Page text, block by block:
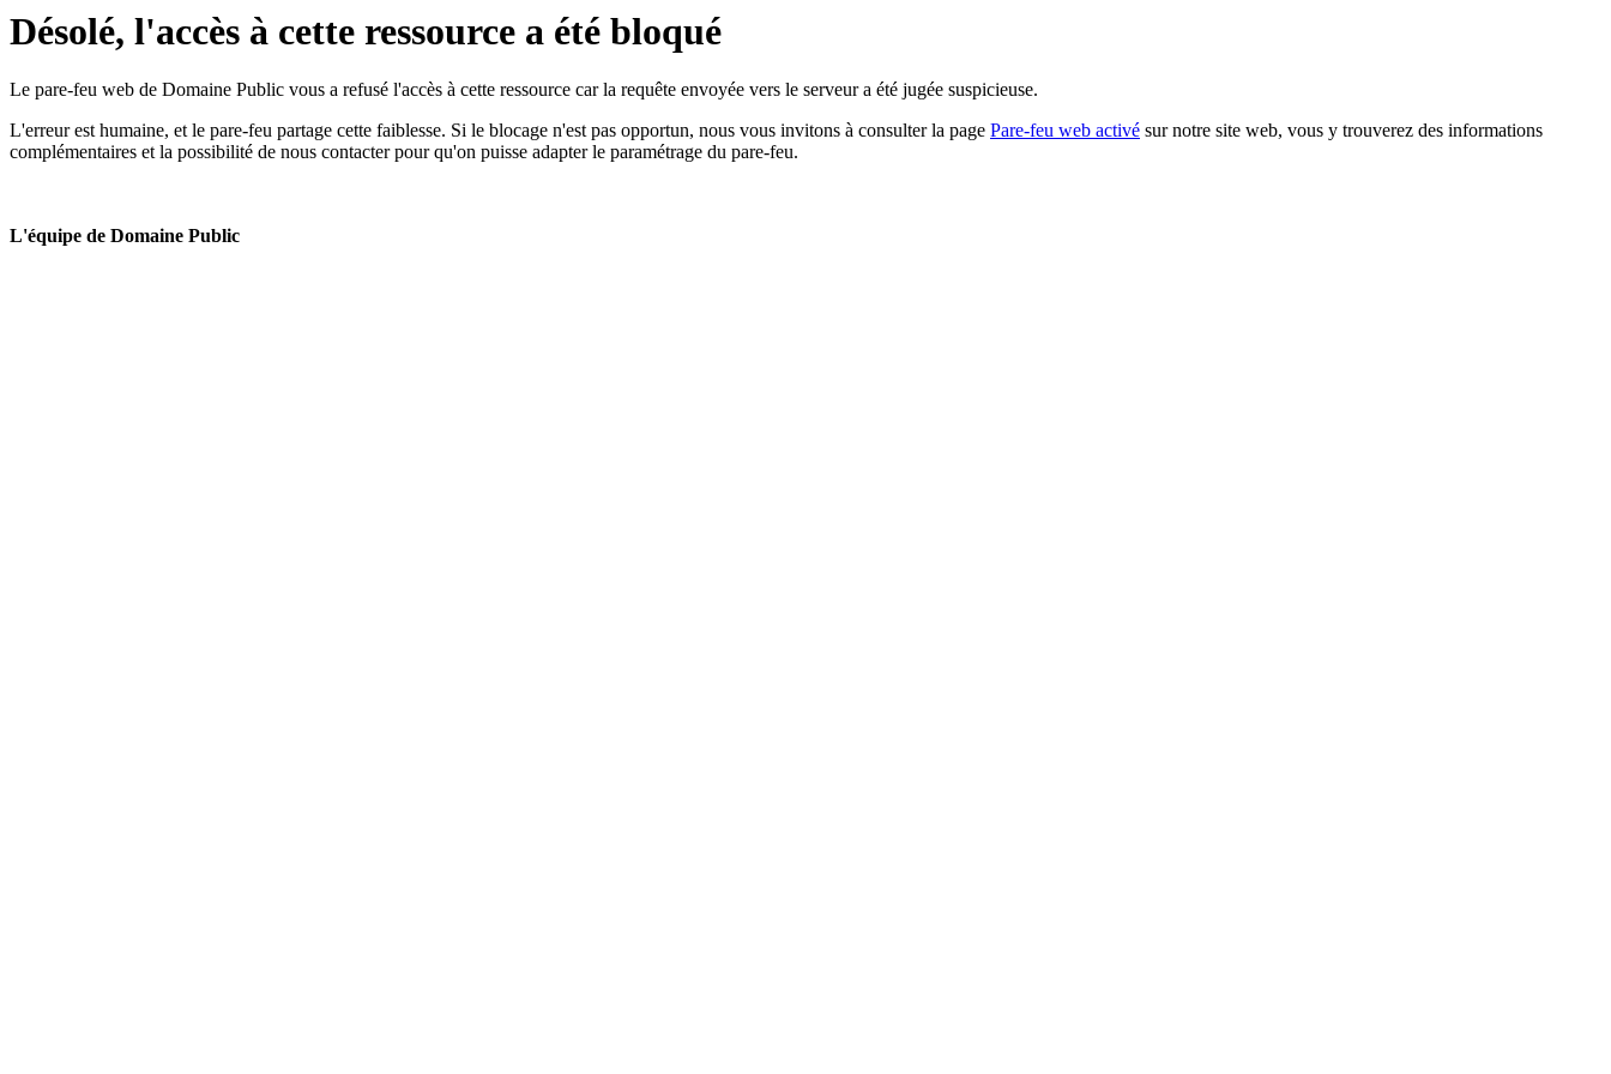
Désolé, l'accès à cette ressource a été bloqué
Le pare-feu web de Domaine Public vous a refusé l'accès à cette ressource car la requête envoyée vers le serveur a été jugée suspicieuse.
L'erreur est humaine, et le pare-feu partage cette faiblesse. Si le blocage n'est pas opportun, nous vous invitons à consulter la page Pare-feu web activé sur notre site web, vous y trouverez des informations
complémentaires et la possibilité de nous contacter pour qu'on puisse adapter le paramétrage du pare-feu.
L'équipe de Domaine Public